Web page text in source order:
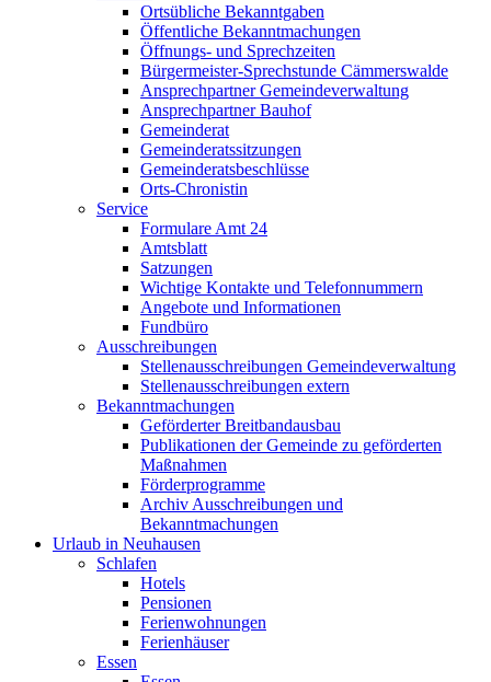
Ortsübliche Bekanntgaben
Öffentliche Bekanntmachungen
Öffnungs- und Sprechzeiten
Bürgermeister-Sprechstunde Cämmerswalde
Ansprechpartner Gemeindeverwaltung
Ansprechpartner Bauhof
Gemeinderat
Gemeinderatssitzungen
Gemeinderatsbeschlüsse
Orts-Chronistin
Service
Formulare Amt 24
Amtsblatt
Satzungen
Wichtige Kontakte und Telefonnummern
Angebote und Informationen
Fundbüro
Ausschreibungen
Stellenausschreibungen Gemeindeverwaltung
Stellenausschreibungen extern
Bekanntmachungen
Geförderter Breitbandausbau
Publikationen der Gemeinde zu geförderten
Maßnahmen
Förderprogramme
Archiv Ausschreibungen und
Bekanntmachungen
Urlaub in Neuhausen
Schlafen
Hotels
Pensionen
Ferienwohnungen
Ferienhäuser
Essen